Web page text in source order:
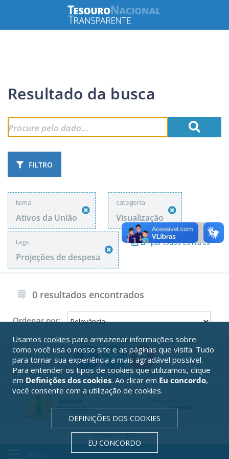
Resultado da busca
FILTRO
tema
Ativos da União
categoria
Visualização
tags
Projeções de despesa
Limpar todos os Filtros
0 resultados encontrados
Ordenar por:
SoluçãoSerpro
Usamos cookies para armazenar informações sobre
como você usa o nosso site e as páginas que visita. Tudo
para tornar sua experiência a mais agradável possível.
Para entender os tipos de cookies que utilizamos, clique
em Definições dos cookies. Ao clicar em Eu concordo,
você consente com a utilização de cookies.
DEFINIÇÕES DOS COOKIES
EU CONCORDO